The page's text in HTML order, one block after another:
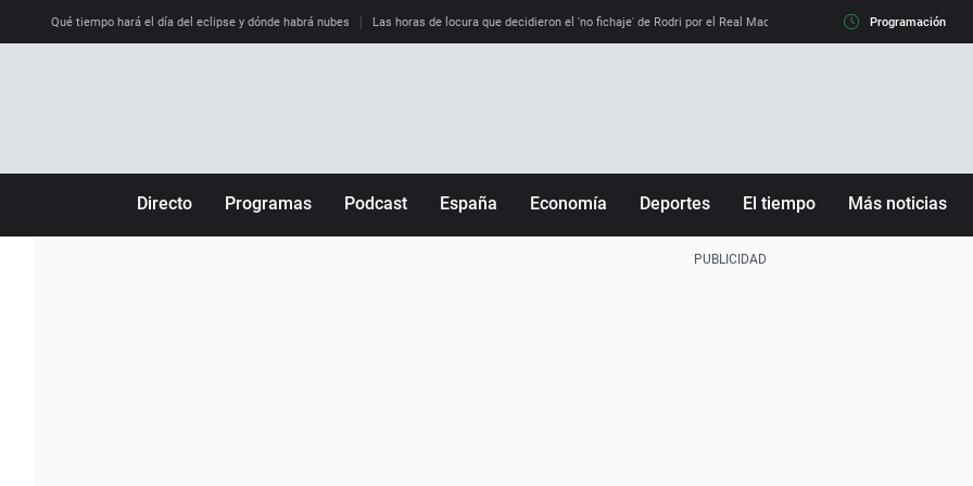
Qué tiempo hará el día del eclipse y dónde habrá nubes Las horas de locura que decidieron el 'no fichaje' de Rodri por el Real Madrid y su 'sí' al Barça La llamada
Programación
Directo Programas Podcast España Economía Deportes El tiempo Más noticias